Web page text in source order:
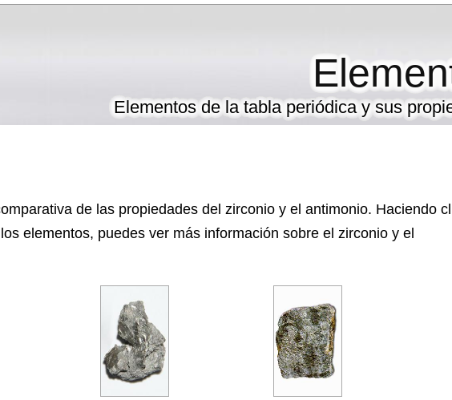
Elementos de la tabla periódica y sus
de las propiedades del zirconio y el antimonio. Haciendo
elementos, puedes ver más información sobre el zirconio y el